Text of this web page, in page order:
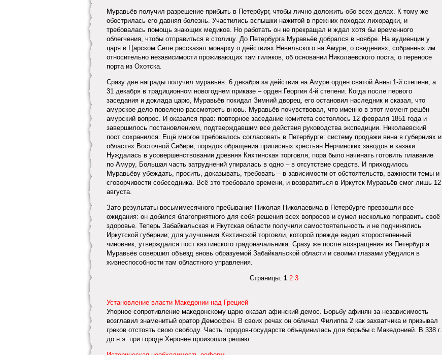
Муравьёв получил разрешение прибыть в Петербург, чтобы лично доложить обо всех делах. К тому же
обострилась его давняя болезнь. Участились вспышки нажитой в прежних походах лихорадки, и
требовалась помощь знающих медиков. Но работать он не прекращал и ждал хотя бы временного
облегчения, чтобы отправиться в столицу. До Петербурга Муравьёв добрался в ноябре. На аудиенции у
царя в Царском Селе рассказал монарху о действиях Невельского на Амуре, о сведениях, собранных им
относительно независимости проживающих там гиляков, об основании Николаевского поста, о переносе
порта из Охотска.
Сразу две награды получил муравьёв: 6 декабря за действия на Амуре орден святой Анны 1-й степени, а
31 декабря в традиционном новогоднем приказе – орден Георгия 4-й степени. Когда после первого
заседания и доклада царю, Муравьёв покидал Зимний дворец, его остановил наследник и сказал, что
амурское дело повелено рассмотреть вновь. Муравьёв почувствовал, что именно в этот момент решён
амурский вопрос. И оказался прав: повторное заседание комитета состоялось 12 февраля 1851 года и
завершилось постановлением, подтверждавшим все действия руководства экспедиции. Николаевский
пост сохранился. Ещё многое требовалось согласовать в Петербурге: систему продажи вина в губерниях и
областях Восточной Сибири, порядок обращения приписных крестьян Нерчинских заводов и казаки.
Нуждалась в усовершенствовании древняя Кяхтинская торговля, пора было начинать готовить плавание
по Амуру, Большая часть затруднений упиралась в одно – в отсутствие средств. И приходилось
Муравьёву убеждать, просить, доказывать, требовать – в зависимости от обстоятельств, важности темы и
сговорчивости собеседника. Всё это требовало времени, и возвратиться в Иркутск Муравьёв смог лишь 12
августа.
Зато результаты восьмимесячного пребывания Николая Николаевича в Петербурге превзошли все
ожидания: он добился благоприятного для себя решения всех вопросов и сумел несколько поправить своё
здоровье. Теперь Забайкальская и Якутская области получили самостоятельность и не подчинялись
Иркутской губернии; для улучшения Кяхтинской торговли, которой прежде ведал второстепенный
чиновник, утверждался пост кяхтинского градоначальника. Сразу же после возвращения из Петербурга
Муравьёв совершил объезд вновь образуемой Забайкальской области и своими глазами убедился в
жизнеспособности там областного управления.
Страницы: 1 2 3
Установление власти Македонии над Грецией
Упорное сопротивление македонскому царю оказал афинский демос. Борьбу афинян за независимость
возглавил знаменитый оратор Демосфен. В своих речах он обличал Филиппа 2 как захватчика и призывал
греков отстоять свою свободу. Часть городов-государств объединилась для борьбы с Македонией. В 338 г.
до н.э. при городе Херонее произошла решаю ...